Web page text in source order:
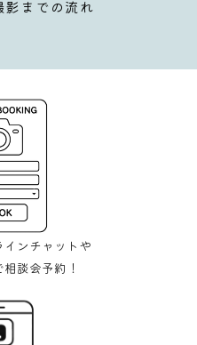
影までの流れ
インチャットや
談会予約！